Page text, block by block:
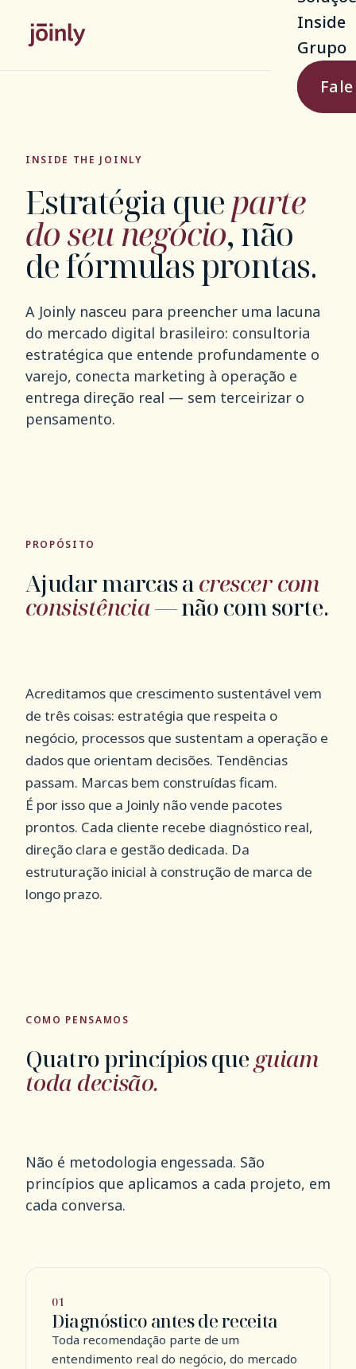
Inside
Grupo
INSIDE THE JOINLY
Estratégia queparte
do seu negócio, não
de fórmulas prontas.
A Joinly nasceu para preencher uma lacuna
do mercado digital brasileiro: consultoria
estratégica que entende profundamente o
varejo, conecta marketing à operação e
entrega direção real — sem terceirizar o
pensamento.
PROPÓSITO
Ajudar marcas acrescer com
consistência— não com sorte.
Acreditamos que crescimento sustentável vem
de três coisas: estratégia que respeita o
negócio, processos que sustentam a operação e
dados que orientam decisões. Tendências
passam. Marcas bem construídas ficam.
É por isso que a Joinly não vende pacotes
prontos. Cada cliente recebe diagnóstico real,
direção clara e gestão dedicada. Da
estruturação inicial à construção de marca de
longo prazo.
COMO PENSAMOS
Quatro princípios queguiam
toda decisão.
Não é metodologia engessada. São
princípios que aplicamos a cada projeto, em
cada conversa.
01
Diagnóstico antes de receita
Toda recomendação parte de um
entendimento real do negócio, do mercado